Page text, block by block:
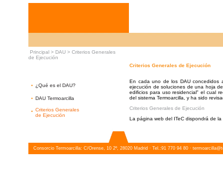
Principal > DAU > Criterios Generales
de Ejecución
· ¿Qué es el DAU?
· DAU Termoarcilla
· Criterios Generales
de Ejecución
Criterios Generales de Ejecución
En cada uno de los DAU concedidos
ejecución de soluciones de una hoja
edificios para uso residencial" el cual
del sistema Termoarcilla, y ha sido
Criterios Generales de Ejecución
La página web del ITeC dispondrá de
Consorcio Termoarcilla: C/Orense, 10 2º, 28020 Madrid · Tel.:91 770 94 80 ·